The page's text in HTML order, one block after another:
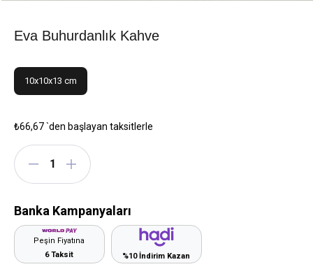
Eva Buhurdanlık Kahve
10x10x13 cm
₺66,67`den başlayan taksitlerle
Banka Kampanyaları
Peşin Fiyatına
6 Taksit
%10 İndirim Kazan